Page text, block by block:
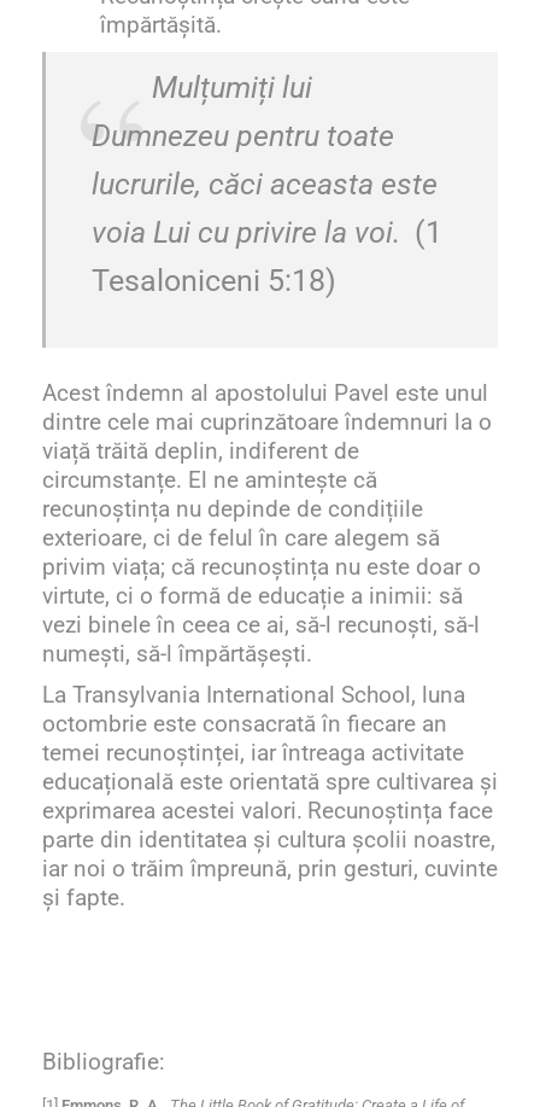
împărtășită.
Mulțumiți lui
Dumnezeu pentru toate
lucrurile, căci aceasta este
voia Lui cu privire la voi. (1
Tesaloniceni 5:18)
Acest îndemn al apostolului Pavel este unul
dintre cele mai cuprinzătoare îndemnuri la o
viață trăită deplin, indiferent de
circumstanțe. El ne amintește că
recunoștința nu depinde de condițiile
exterioare, ci de felul în care alegem să
privim viața; că recunoștința nu este doar o
virtute, ci o formă de educație a inimii: să
vezi binele în ceea ce ai, să-l recunoști, să-l
numești, să-l împărtășești.
La Transylvania International School, luna
octombrie este consacrată în fiecare an
temei recunoștinței, iar întreaga activitate
educațională este orientată spre cultivarea și
exprimarea acestei valori. Recunoștința face
parte din identitatea și cultura școlii noastre,
iar noi o trăim împreună, prin gesturi, cuvinte
și fapte.
Bibliografie: